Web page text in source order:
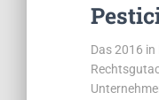
Das 2016